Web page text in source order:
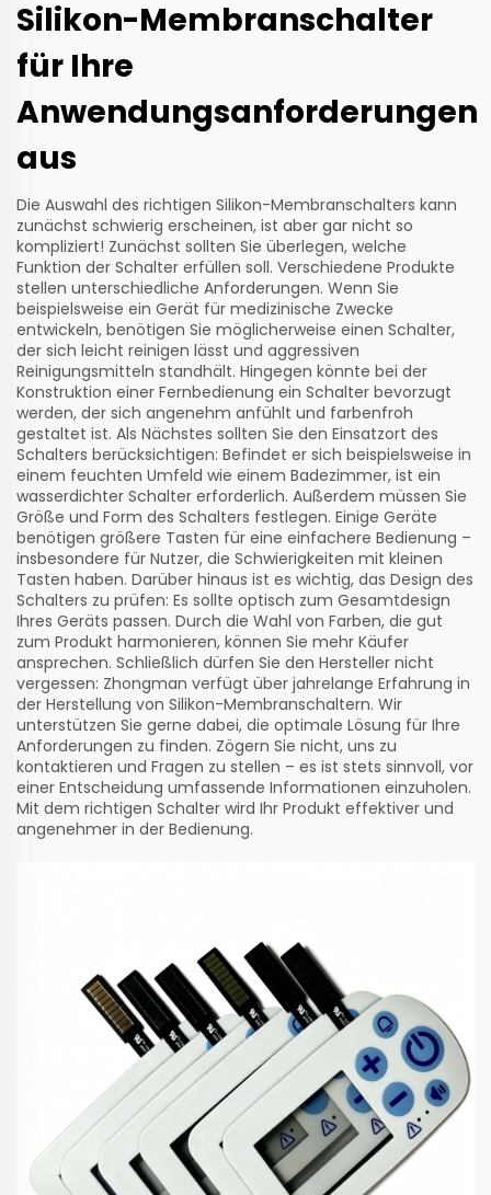
Silikon-Membranschalter
für Ihre
Anwendungsanforderungen
aus
Die Auswahl des richtigen Silikon-Membranschalters kann
zunächst schwierig erscheinen, ist aber gar nicht so
kompliziert! Zunächst sollten Sie überlegen, welche
Funktion der Schalter erfüllen soll. Verschiedene Produkte
stellen unterschiedliche Anforderungen. Wenn Sie
beispielsweise ein Gerät für medizinische Zwecke
entwickeln, benötigen Sie möglicherweise einen Schalter,
der sich leicht reinigen lässt und aggressiven
Reinigungsmitteln standhält. Hingegen könnte bei der
Konstruktion einer Fernbedienung ein Schalter bevorzugt
werden, der sich angenehm anfühlt und farbenfroh
gestaltet ist. Als Nächstes sollten Sie den Einsatzort des
Schalters berücksichtigen: Befindet er sich beispielsweise in
einem feuchten Umfeld wie einem Badezimmer, ist ein
wasserdichter Schalter erforderlich. Außerdem müssen Sie
Größe und Form des Schalters festlegen. Einige Geräte
benötigen größere Tasten für eine einfachere Bedienung –
insbesondere für Nutzer, die Schwierigkeiten mit kleinen
Tasten haben. Darüber hinaus ist es wichtig, das Design des
Schalters zu prüfen: Es sollte optisch zum Gesamtdesign
Ihres Geräts passen. Durch die Wahl von Farben, die gut
zum Produkt harmonieren, können Sie mehr Käufer
ansprechen. Schließlich dürfen Sie den Hersteller nicht
vergessen: Zhongman verfügt über jahrelange Erfahrung in
der Herstellung von Silikon-Membranschaltern. Wir
unterstützen Sie gerne dabei, die optimale Lösung für Ihre
Anforderungen zu finden. Zögern Sie nicht, uns zu
kontaktieren und Fragen zu stellen – es ist stets sinnvoll, vor
einer Entscheidung umfassende Informationen einzuholen.
Mit dem richtigen Schalter wird Ihr Produkt effektiver und
angenehmer in der Bedienung.